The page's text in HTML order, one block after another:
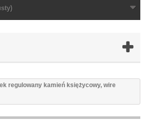
regulowany kamień księżycowy, wire